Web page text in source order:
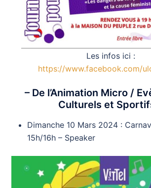
Les infos ici :
https://www.facebook.com/
– De l’Animation Micro /
Culturels et
Dimanche 10 Mars 2024 :
15h/16h – Speaker